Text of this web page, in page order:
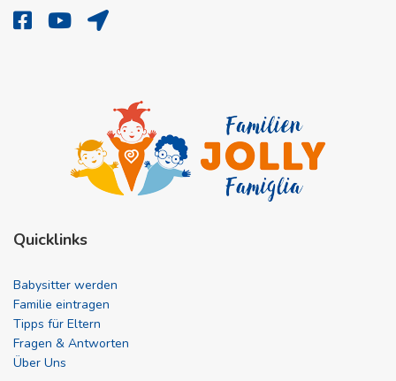
Quicklinks
Babysitter werden
Familie eintragen
Tipps für Eltern
Fragen & Antworten
Über Uns